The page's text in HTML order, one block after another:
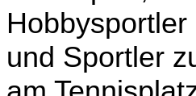
und Sportler